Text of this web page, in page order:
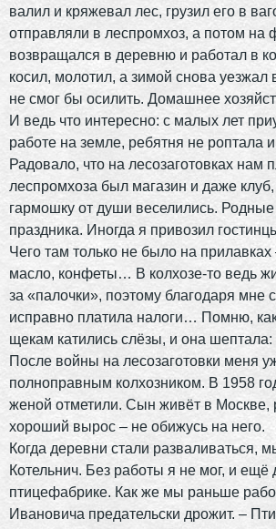
валил и кряжевал лес, грузил его в
отправляли в леспромхоз, а потом на
возвращался в деревню и работал в
косил, молотил, а зимой снова
не смог бы осилить. Домашнее
И ведь что интересно: с малых лет
работе на земле, ребятня не роптала
Радовало, что на лесозаготовках нам
леспромхоза был магазин и даже
гармошку от души веселились.
праздника. Иногда я привозил
Чего там только не было на прилавках
масло, конфеты… В колхозе-то ведь
за «палочки», поэтому благодаря
исправно платила налоги… Помню,
щекам катились слёзы, и она
После войны на лесозаготовки меня
полноправным колхозником. В 1958
женой отметили. Сын живёт в Москве,
хороший вырос – не обижусь на него.
Когда деревни стали разваливаться,
Котельнич. Без работы я не мог, и ещё
птицефабрике. Как же мы раньше
Ивановича предательски дрожит. –